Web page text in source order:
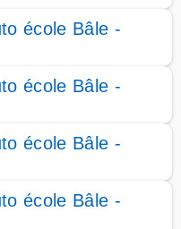
école Bâle -
école Bâle -
école Bâle -
école Bâle -